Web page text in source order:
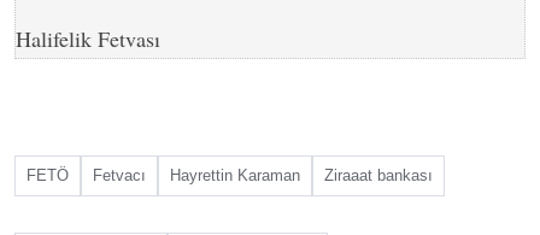
Halifelik Fetvası
FETÖ Fetvacı Hayrettin Karaman Ziraaat bankası